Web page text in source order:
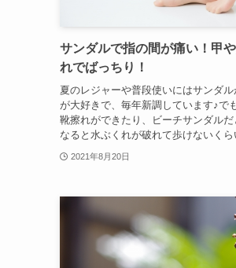
サンダルで指の間が痛い！甲
れでばっちり！
夏のレジャーや普段使いにはサンダ
が大好きで、毎年新調しています♪で
靴擦れができたり、ビーチサンダル
なると水ぶくれが破れて歩けないくら
2021年8月20日